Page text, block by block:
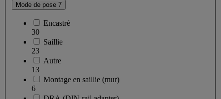
Mode de pose 7
Encastré
30
Saillie
23
Autre
13
Montage en saillie (mur)
6